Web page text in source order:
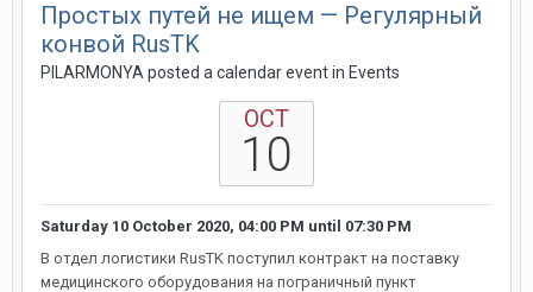
Простых путей не ищем — Регулярный
конвой RusTK
PILARMONYA posted a calendar event in Events
OCT
10
Saturday 10 October 2020, 04:00 PM until 07:30 PM
В отдел логистики RusTK поступил контракт на поставку
медицинского оборудования на пограничный пункт